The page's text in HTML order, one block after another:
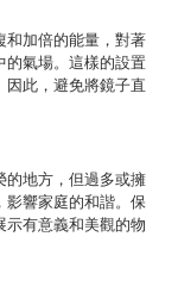
和加倍的能量，對著
的氣場。這樣的設置
此，避免將鏡子直
的地方，但過多或擁
影響家庭的和諧。保
有意義和美觀的物